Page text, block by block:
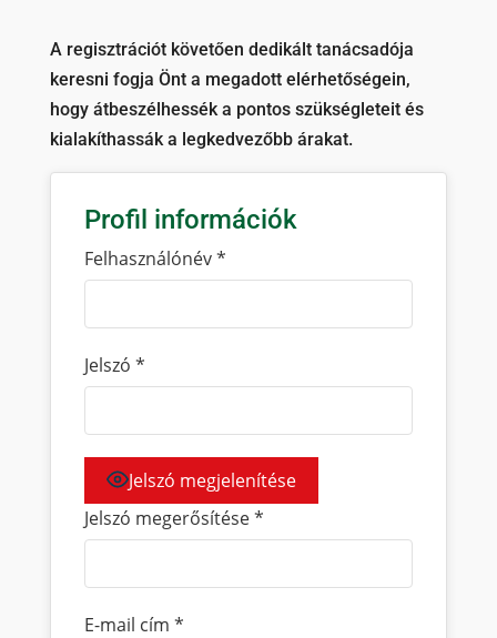
A regisztrációt követően dedikált tanácsadója
keresni fogja Önt a megadott elérhetőségein,
hogy átbeszélhessék a pontos szükségleteit és
kialakíthassák a legkedvezőbb árakat.
Profil információk
Felhasználónév*
Jelszó *
Jelszó megjelenítése
Jelszó megerősítése*
E-mail cím *